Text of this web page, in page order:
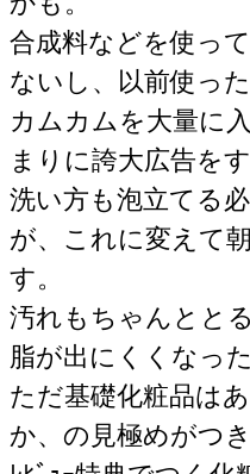
合成料などを使っ
ないし、以前使っ
カムカムを大量に
まりに誇大広告を
洗い方も泡立てる
が、これに変えて
す。
汚れもちゃんとと
脂が出にくくなっ
ただ基礎化粧品は
か、の見極めがつ